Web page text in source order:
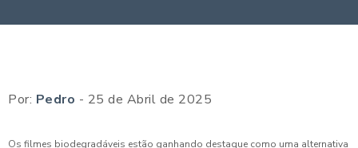
Por: Pedro - 25 de Abril de 2025
Os filmes biodegradáveis estão ganhando destaque como uma alternativa